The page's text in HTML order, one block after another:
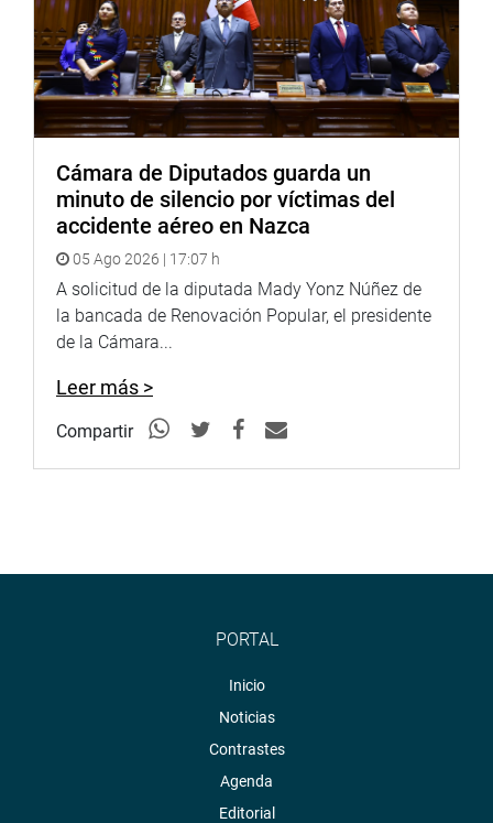
Cámara de Diputados guarda un
minuto de silencio por víctimas del
accidente aéreo en Nazca
05 Ago 2026 | 17:07 h
A solicitud de la diputada Mady Yonz Núñez de
la bancada de Renovación Popular, el presidente
de la Cámara...
Leer más >
Compartir
PORTAL
Inicio
Noticias
Contrastes
Agenda
Editorial